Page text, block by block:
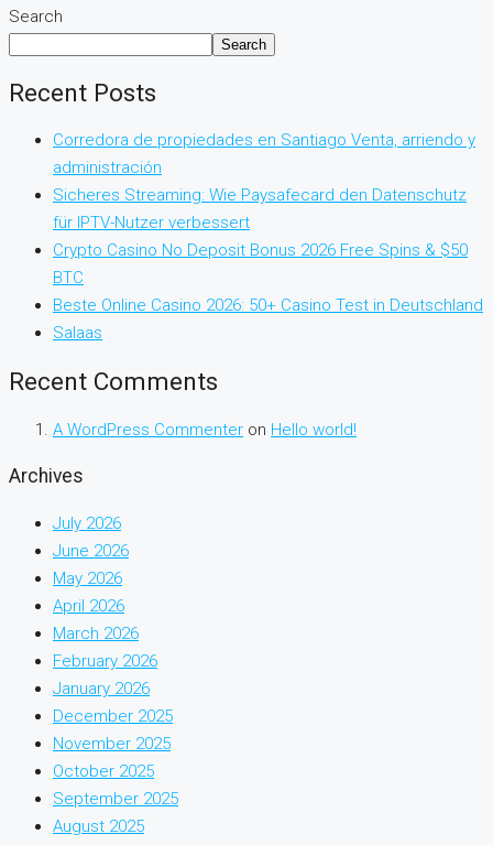
Search
Search
Recent Posts
Corredora de propiedades en Santiago Venta, arriendo y
administración
Sicheres Streaming: Wie Paysafecard den Datenschutz
für IPTV-Nutzer verbessert
Crypto Casino No Deposit Bonus 2026 Free Spins & $50
BTC
Beste Online Casino 2026: 50+ Casino Test in Deutschland
Salaas
Recent Comments
A WordPress Commenter on Hello world!
Archives
July 2026
June 2026
May 2026
April 2026
March 2026
February 2026
January 2026
December 2025
November 2025
October 2025
September 2025
August 2025